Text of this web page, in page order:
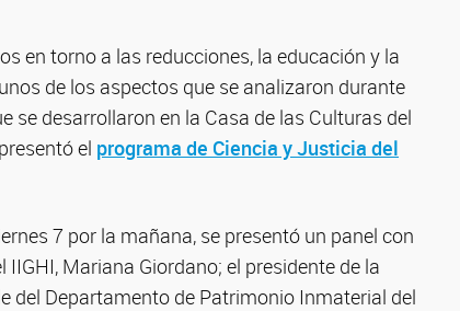
en torno a las reducciones, la educación y la
de los aspectos que se analizaron durante
se desarrollaron en la Casa de las Culturas del
el programa de Ciencia y Justicia del
7 por la mañana, se presentó un panel con
Mariana Giordano; el presidente de la
del Departamento de Patrimonio Inmaterial del